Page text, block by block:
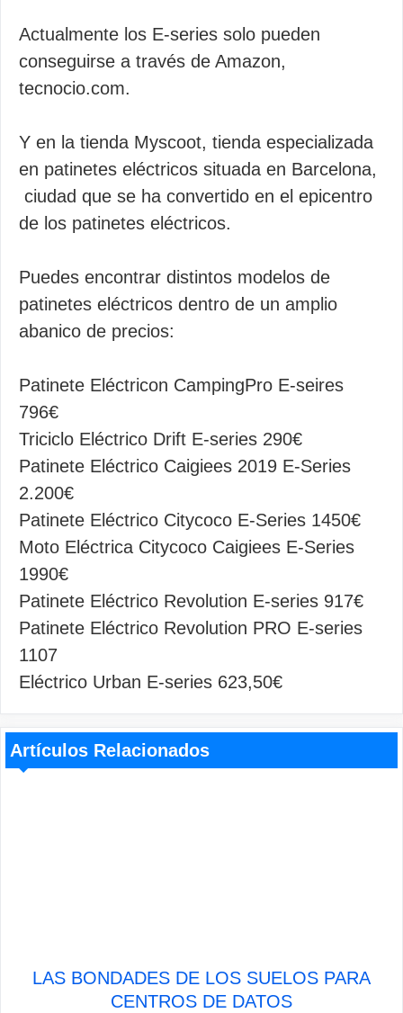
Actualmente los E-series solo pueden
conseguirse a través de Amazon,
tecnocio.com.
Y en la tienda Myscoot, tienda especializada
en patinetes eléctricos situada en Barcelona,
ciudad que se ha convertido en el epicentro
de los patinetes eléctricos.
Puedes encontrar distintos modelos de
patinetes eléctricos dentro de un amplio
abanico de precios:
Patinete Eléctricon CampingPro E-seires
796€
Triciclo Eléctrico Drift E-series 290€
Patinete Eléctrico Caigiees 2019 E-Series
2.200€
Patinete Eléctrico Citycoco E-Series 1450€
Moto Eléctrica Citycoco Caigiees E-Series
1990€
Patinete Eléctrico Revolution E-series 917€
Patinete Eléctrico Revolution PRO E-series
1107
Eléctrico Urban E-series 623,50€
Artículos Relacionados
LAS BONDADES DE LOS SUELOS PARA
CENTROS DE DATOS